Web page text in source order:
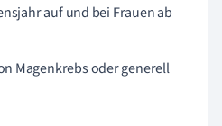
auf und bei Frauen ab
Magenkrebs oder generell